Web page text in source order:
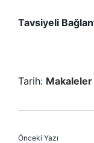
Tavsiyeli
Tarih: Makaleler
Önceki Yazı